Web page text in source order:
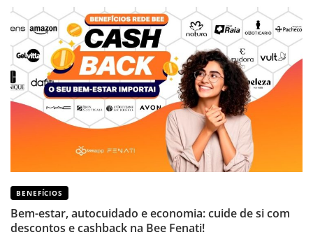
BENEFÍCIOS
Bem-estar, autocuidado e economia: cuide de si com
descontos e cashback na Bee Fenati!